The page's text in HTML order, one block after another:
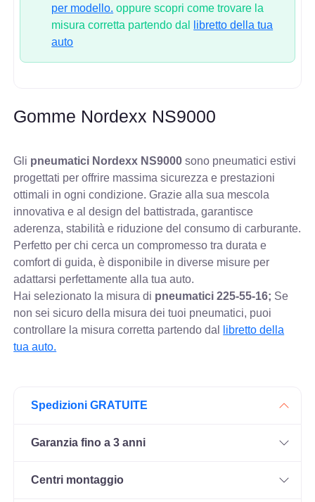
per modello. oppure scopri come trovare la
misura corretta partendo dal
libretto della tua
auto
Gomme Nordexx NS9000
Gli pneumatici Nordexx NS9000 sono pneumatici estivi
progettati per offrire massima sicurezza e prestazioni
ottimali in ogni condizione. Grazie alla sua mescola
innovativa e al design del battistrada, garantisce
aderenza, stabilità e riduzione del consumo di carburante.
Perfetto per chi cerca un compromesso tra durata e
comfort di guida, è disponibile in diverse misure per
adattarsi perfettamente alla tua auto.
Hai selezionato la misura di pneumatici225-55-16; Se
non sei sicuro della misura dei tuoi pneumatici, puoi
controllare la misura corretta partendo dal
libretto della
tua auto.
Spedizioni GRATUITE
Garanzia fino a 3 anni
Centri montaggio